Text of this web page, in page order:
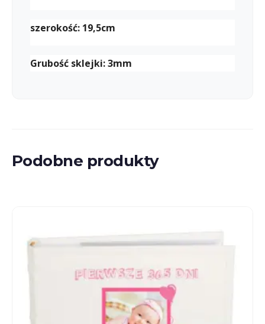
szerokość: 19,5cm
Grubość sklejki: 3mm
Podobne produkty